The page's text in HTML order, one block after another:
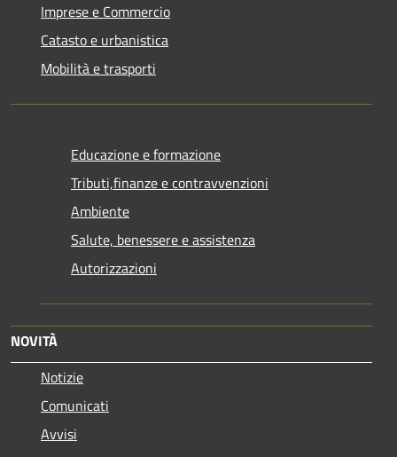
Imprese e Commercio
Catasto e urbanistica
Mobilità e trasporti
Educazione e formazione
Tributi,finanze e contravvenzioni
Ambiente
Salute, benessere e assistenza
Autorizzazioni
NOVITÀ
Notizie
Comunicati
Avvisi